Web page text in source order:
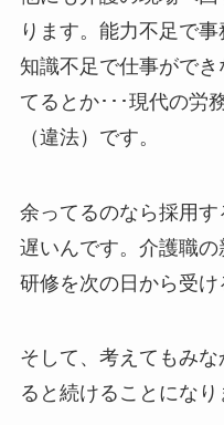
ります。能力不足で事
知識不足で仕事がで
てるとか･･･現代の労
（違法）です。
余ってるのなら採用
遅いんです。介護職
研修を次の日から受け
そして、考えてもみ
ると続けることになり